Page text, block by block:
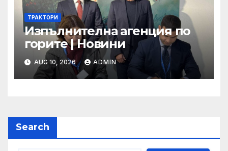
ТРАКТОРИ
Изпълнителна агенция по
горите | Новини
AUG 10, 2026 ADMIN
Search